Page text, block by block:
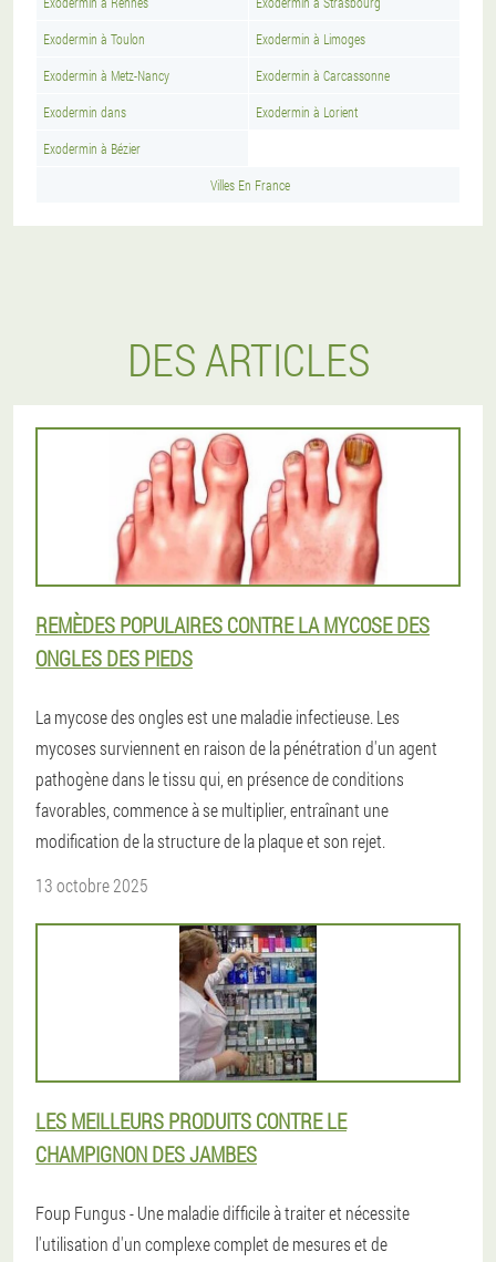
Exodermin à Toulon Exodermin à Limoges
Exodermin à Metz-Nancy Exodermin à Carcassonne
Exodermin dans Exodermin à Lorient
Exodermin à Bézier
Villes En France
DES ARTICLES
REMÈDES POPULAIRES CONTRE LA MYCOSE DES
ONGLES DES PIEDS
La mycose des ongles est une maladie infectieuse. Les
mycoses surviennent en raison de la pénétration d'un agent
pathogène dans le tissu qui, en présence de conditions
favorables, commence à se multiplier, entraînant une
modification de la structure de la plaque et son rejet.
13 octobre 2025
LES MEILLEURS PRODUITS CONTRE LE
CHAMPIGNON DES JAMBES
Foup Fungus - Une maladie difficile à traiter et nécessite
l'utilisation d'un complexe complet de mesures et de